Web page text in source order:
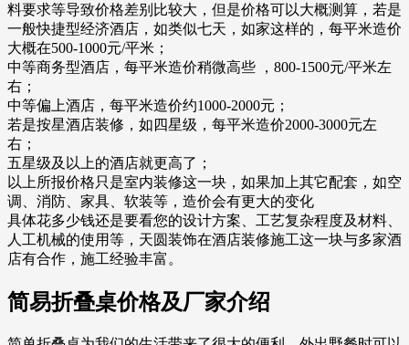
料要求等导致价格差别比较大，但是价格可以大概测算，若是
一般快捷型经济酒店，如类似七天，如家这样的，每平米造价
大概在500-1000元/平米；
中等商务型酒店，每平米造价稍微高些 ，800-1500元/平米左
右；
中等偏上酒店，每平米造价约1000-2000元；
若是按星酒店装修，如四星级，每平米造价2000-3000元左
右；
五星级及以上的酒店就更高了；
以上所报价格只是室内装修这一块，如果加上其它配套，如空
调、消防、家具、软装等，造价会有更大的变化
具体花多少钱还是要看您的设计方案、工艺复杂程度及材料、
人工机械的使用等，天圆装饰在酒店装修施工这一块与多家酒
店有合作，施工经验丰富。
简易折叠桌价格及厂家介绍